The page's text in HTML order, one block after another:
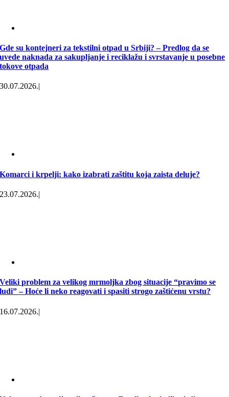
Gde su kontejneri za tekstilni otpad u Srbiji? – Predlog da se
uvede naknada za sakupljanje i reciklažu i svrstavanje u posebne
tokove otpada
30.07.2026.|
Komarci i krpelji: kako izabrati zaštitu koja zaista deluje?
23.07.2026.|
Veliki problem za velikog mrmoljka zbog situacije “pravimo se
ludi” – Hoće li neko reagovati i spasiti strogo zaštićenu vrstu?
16.07.2026.|